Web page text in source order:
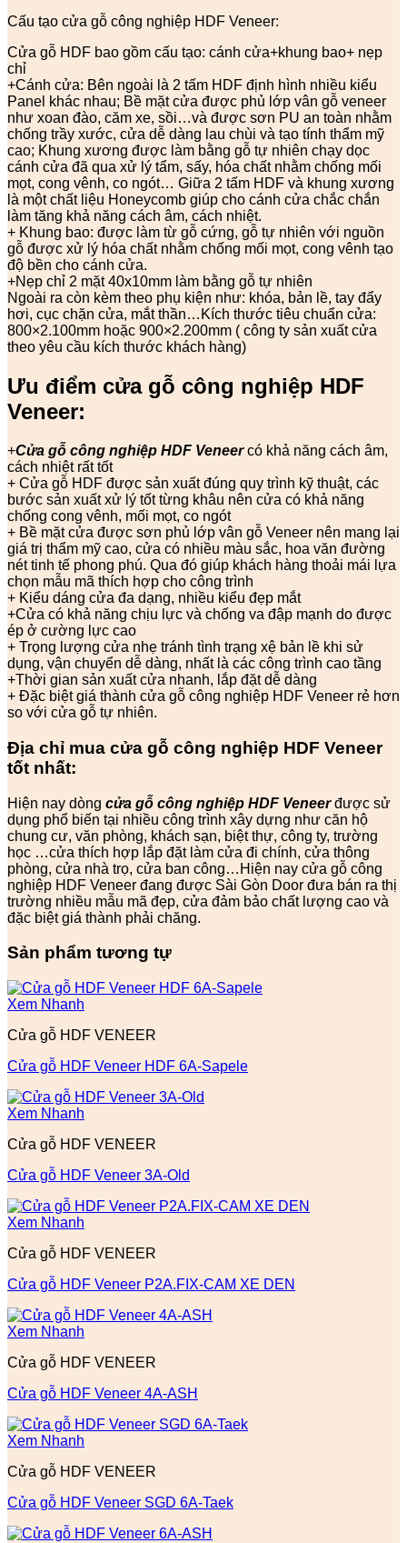
Cấu tạo cửa gỗ công nghiệp HDF Veneer:
Cửa gỗ HDF bao gồm cấu tạo: cánh cửa+khung bao+ nẹp
chỉ
+Cánh cửa: Bên ngoài là 2 tấm HDF định hình nhiều kiểu
Panel khác nhau; Bề mặt cửa được phủ lớp vân gỗ veneer
như xoan đào, căm xe, sồi…và được sơn PU an toàn nhằm
chống trầy xước, cửa dễ dàng lau chùi và tạo tính thẩm mỹ
cao; Khung xương được làm bằng gỗ tự nhiên chạy dọc
cánh cửa đã qua xử lý tẩm, sấy, hóa chất nhằm chống mối
mọt, cong vênh, co ngót… Giữa 2 tấm HDF và khung xương
là một chất liệu Honeycomb giúp cho cánh cửa chắc chắn
làm tăng khả năng cách âm, cách nhiệt.
+ Khung bao: được làm từ gỗ cứng, gỗ tự nhiên với nguồn
gỗ được xử lý hóa chất nhằm chống mối mọt, cong vênh tạo
độ bền cho cánh cửa.
+Nẹp chỉ 2 mặt 40x10mm làm bằng gỗ tự nhiên
Ngoài ra còn kèm theo phụ kiện như: khóa, bản lề, tay đẩy
hơi, cục chặn cửa, mắt thần…Kích thước tiêu chuẩn cửa:
800×2.100mm hoặc 900×2.200mm ( công ty sản xuất cửa
theo yêu cầu kích thước khách hàng)
Ưu điểm cửa gỗ công nghiệp HDF
Veneer:
+Cửa gỗ công nghiệp HDF Veneercó khả năng cách âm,
cách nhiệt rất tốt
+ Cửa gỗ HDF được sản xuất đúng quy trình kỹ thuật, các
bước sản xuất xử lý tốt từng khâu nên cửa có khả năng
chống cong vênh, mối mọt, co ngót
+ Bề mặt cửa được sơn phủ lớp vân gỗ Veneer nên mang lại
giá trị thẩm mỹ cao, cửa có nhiều màu sắc, hoa văn đường
nét tinh tế phong phú. Qua đó giúp khách hàng thoải mái lựa
chọn mẫu mã thích hợp cho công trình
+ Kiểu dáng cửa đa dạng, nhiều kiểu đẹp mắt
+Cửa có khả năng chịu lực và chống va đập mạnh do được
ép ở cường lực cao
+ Trọng lượng cửa nhẹ tránh tình trạng xệ bản lề khi sử
dụng, vận chuyển dễ dàng, nhất là các công trình cao tầng
+Thời gian sản xuất cửa nhanh, lắp đặt dễ dàng
+ Đặc biệt giá thành cửa gỗ công nghiệp HDF Veneer rẻ hơn
so với cửa gỗ tự nhiên.
Địa chỉ mua cửa gỗ công nghiệp HDF Veneer
tốt nhất:
Hiện nay dòng cửa gỗ công nghiệp HDF Veneerđược sử
dụng phổ biến tại nhiều công trình xây dựng như căn hộ
chung cư, văn phòng, khách sạn, biệt thự, công ty, trường
học …cửa thích hợp lắp đặt làm cửa đi chính, cửa thông
phòng, cửa nhà trọ, cửa ban công…Hiện nay cửa gỗ công
nghiệp HDF Veneer đang được Sài Gòn Door đưa bán ra thị
trường nhiều mẫu mã đẹp, cửa đảm bảo chất lượng cao và
đặc biệt giá thành phải chăng.
Sản phẩm tương tự
Xem Nhanh
Cửa gỗ HDF VENEER
Cửa gỗ HDF Veneer HDF 6A-Sapele
Xem Nhanh
Cửa gỗ HDF VENEER
Cửa gỗ HDF Veneer 3A-Old
Xem Nhanh
Cửa gỗ HDF VENEER
Cửa gỗ HDF Veneer P2A.FIX-CAM XE DEN
Xem Nhanh
Cửa gỗ HDF VENEER
Cửa gỗ HDF Veneer 4A-ASH
Xem Nhanh
Cửa gỗ HDF VENEER
Cửa gỗ HDF Veneer SGD 6A-Taek